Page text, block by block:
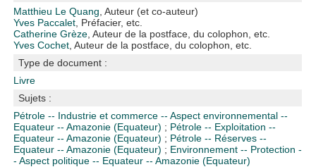
Matthieu Le Quang , Auteur (et co-auteur)
Yves Paccalet , Préfacier, etc.
Catherine Grèze , Auteur de la postface, du colophon, etc.
Yves Cochet , Auteur de la postface, du colophon, etc.
Type de document :
Livre
Sujets :
Pétrole -- Industrie et commerce -- Aspect environnemental --
Equateur -- Amazonie (Equateur) ; Pétrole -- Exploitation --
Equateur -- Amazonie (Equateur) ; Pétrole -- Réserves --
Equateur -- Amazonie (Equateur) ; Environnement -- Protection -
- Aspect politique -- Equateur -- Amazonie (Equateur)